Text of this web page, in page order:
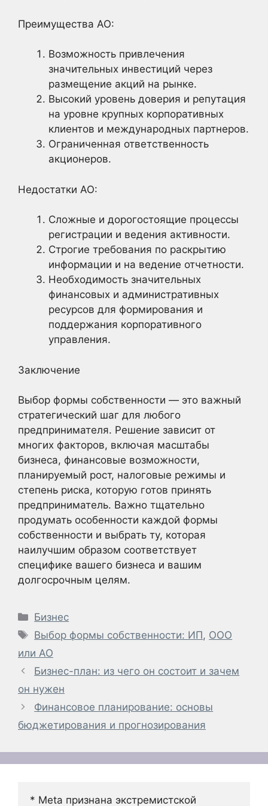
Преимущества АО:
Возможность привлечения
значительных инвестиций через
размещение акций на рынке.
Высокий уровень доверия и репутация
на уровне крупных корпоративных
клиентов и международных партнеров.
Ограниченная ответственность
акционеров.
Недостатки АО:
Сложные и дорогостоящие процессы
регистрации и ведения активности.
Строгие требования по раскрытию
информации и на ведение отчетности.
Необходимость значительных
финансовых и административных
ресурсов для формирования и
поддержания корпоративного
управления.
Заключение
Выбор формы собственности — это важный
стратегический шаг для любого
предпринимателя. Решение зависит от
многих факторов, включая масштабы
бизнеса, финансовые возможности,
планируемый рост, налоговые режимы и
степень риска, которую готов принять
предприниматель. Важно тщательно
продумать особенности каждой формы
собственности и выбрать ту, которая
наилучшим образом соответствует
специфике вашего бизнеса и вашим
долгосрочным целям.
Рубрики
Бизнес
Метки
Выбор формы собственности: ИП, ООО
или АО
Бизнес-план: из чего он состоит и зачем
он нужен
Финансовое планирование: основы
бюджетирования и прогнозирования
* Meta признана экстремистской